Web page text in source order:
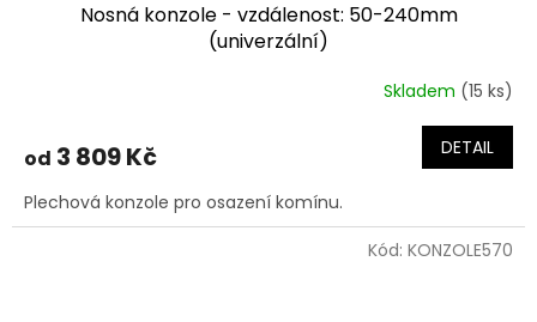
Nosná konzole - vzdálenost: 50-240mm
(univerzální)
Skladem (15 ks)
od 3 809 Kč DETAIL
Plechová konzole pro osazení komínu.
Kód: KONZOLE570